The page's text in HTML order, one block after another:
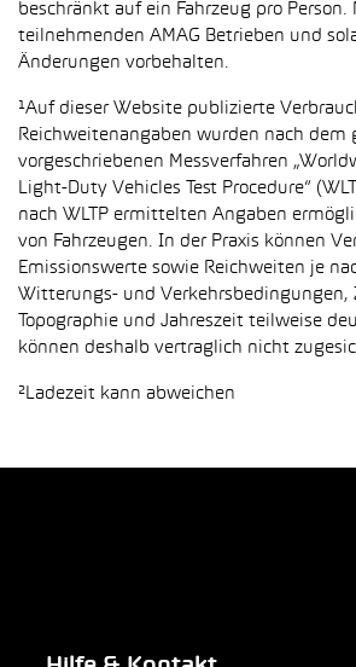
beschränkt auf ein Fahrzeug pro Person.
teilnehmenden AMAG Betrieben und
Änderungen vorbehalten.
¹Auf dieser Website publizierte
Reichweitenangaben wurden nach dem
vorgeschriebenen Messverfahren
Light-Duty Vehicles Test Procedure“
nach WLTP ermittelten Angaben
von Fahrzeugen. In der Praxis können
Emissionswerte sowie Reichweiten je
Witterungs- und Verkehrsbedingungen,
Topographie und Jahreszeit teilweise
können deshalb vertraglich nicht
²Ladezeit kann abweichen